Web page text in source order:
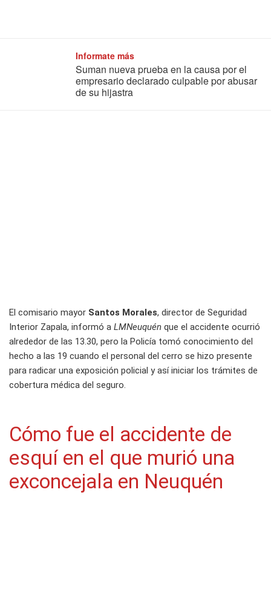
Informate más
Suman nueva prueba en la causa por el
empresario declarado culpable por abusar
de su hijastra
El comisario mayor Santos Morales, director de Seguridad
Interior Zapala, informó a LMNeuquén que el accidente ocurrió
alrededor de las 13.30, pero la Policía tomó conocimiento del
hecho a las 19 cuando el personal del cerro se hizo presente
para radicar una exposición policial y así iniciar los trámites de
cobertura médica del seguro.
Cómo fue el accidente de
esquí en el que murió una
exconcejala en Neuquén